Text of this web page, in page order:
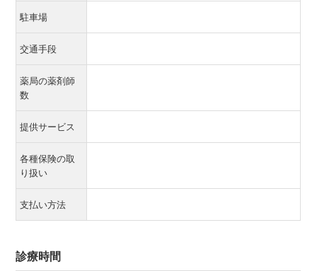
駐車場
交通手段
薬局の薬剤師
数
提供サービス
各種保険の取
り扱い
支払い方法
診療時間